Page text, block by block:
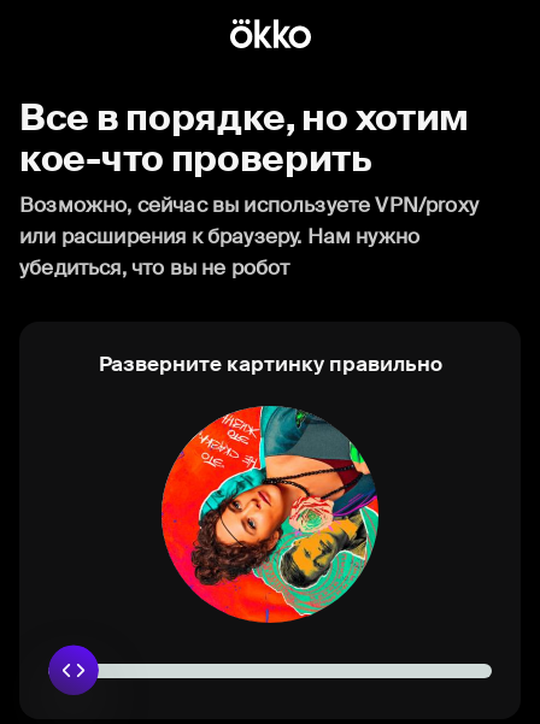
Все в порядке, но хотим
кое-что проверить
Возможно, сейчас вы используете VPN/proxy
или расширения к браузеру. Нам нужно
убедиться, что вы не робот
Разверните картинку правильно